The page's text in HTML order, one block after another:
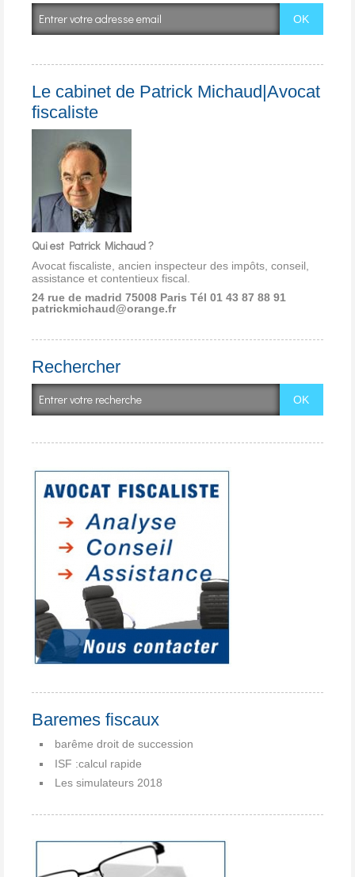
Le cabinet de Patrick Michaud|Avocat
fiscaliste
Qui est Patrick Michaud ?
Avocat fiscaliste, ancien inspecteur des impôts, conseil,
assistance et contentieux fiscal.
24 rue de madrid 75008 Paris Tél 01 43 87 88 91
patrickmichaud@orange.fr
Rechercher
Baremes fiscaux
barême droit de succession
ISF :calcul rapide
Les simulateurs 2018